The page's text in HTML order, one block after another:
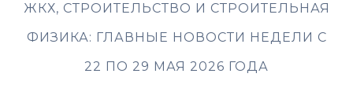
ЖКХ, СТРОИТЕЛЬСТВО И СТРОИТЕЛЬНАЯ
ФИЗИКА: ГЛАВНЫЕ НОВОСТИ НЕДЕЛИ С
22 ПО 29 МАЯ 2026 ГОДА